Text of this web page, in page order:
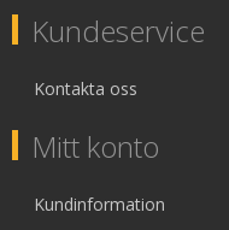
Kundeservice
Kontakta oss
Mitt konto
Kundinformation